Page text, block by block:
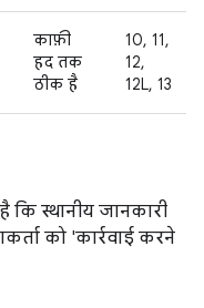
काफ़ी
हद तक
ठीक है
10, 11,
12,
12L, 13
स्थानीय जानकारी
को 'कार्रवाई करने